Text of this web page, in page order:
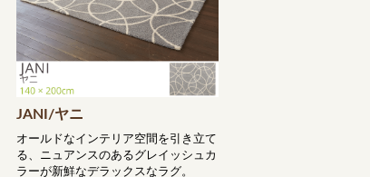
JANI/ヤニ
オールドなインテリア空間を引き立て
る、ニュアンスのあるグレイッシュカ
ラーが新鮮なデラックスなラグ。